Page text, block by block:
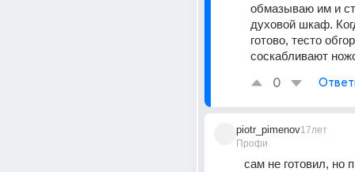
обмазываю им и
духовой шкаф.
готово, тесто
соскабливают
0
piotr_pimenov
Профи
17лет
сам не готовил, но